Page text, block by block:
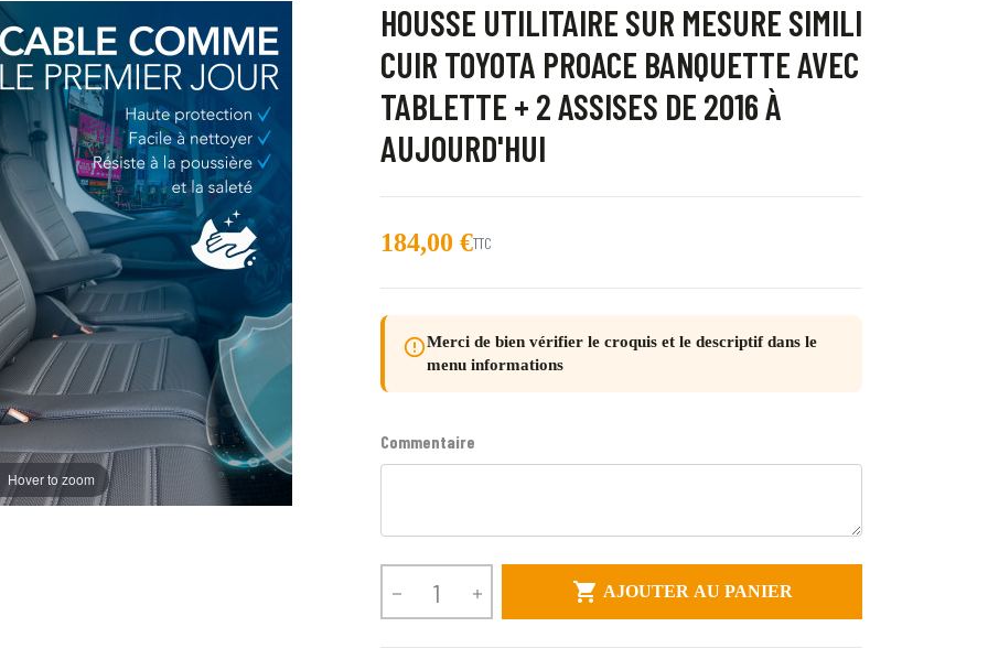
Hover to zoom
HOUSSE UTILITAIRE SUR MESURE SIMILI
CUIR TOYOTA PROACE BANQUETTE AVEC
TABLETTE + 2 ASSISES DE 2016 À
AUJOURD'HUI
184,00 €TTC
error_outlineMerci de bien vérifier le croquis et le descriptif dans le
menu informations
Commentaire
   AJOUTER AU PANIER